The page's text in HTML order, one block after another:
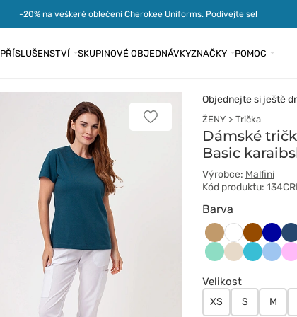
-20% na veškeré oblečení Cherokee Uniforms. Podívejte se!
PŘÍSLUŠENSTVÍ SKUPINOVÉ OBJEDNÁVKYZNAČKY POMOC
Přidat
Objednejte si ještě
ŽENY Trička
Dámské
Basic
Výrobce: Malfini
Kód produktu:
Barva
Beżowy
Biały Brązowy
MiętowyMigdałowy
Morski
Velikost
XS S M